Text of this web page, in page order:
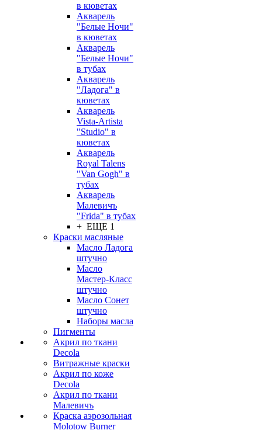
в кюветах
Акварель
"Белые Ночи"
в кюветах
Акварель
"Белые Ночи"
в тубах
Акварель
"Ладога" в
кюветах
Акварель
Vista-Artista
"Studio" в
кюветах
Акварель
Royal Talens
"Van Gogh" в
тубах
Акварель
Малевичъ
"Frida" в тубах
+ ЕЩЕ 1
Краски масляные
Масло Ладога
штучно
Масло
Мастер-Класс
штучно
Масло Сонет
штучно
Наборы масла
Пигменты
Акрил по ткани
Decola
Витражные краски
Акрил по коже
Decola
Акрил по ткани
Малевичъ
Краска аэрозольная
Molotow Burner